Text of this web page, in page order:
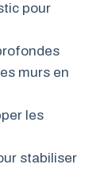
pour
murs en
les
stabiliser